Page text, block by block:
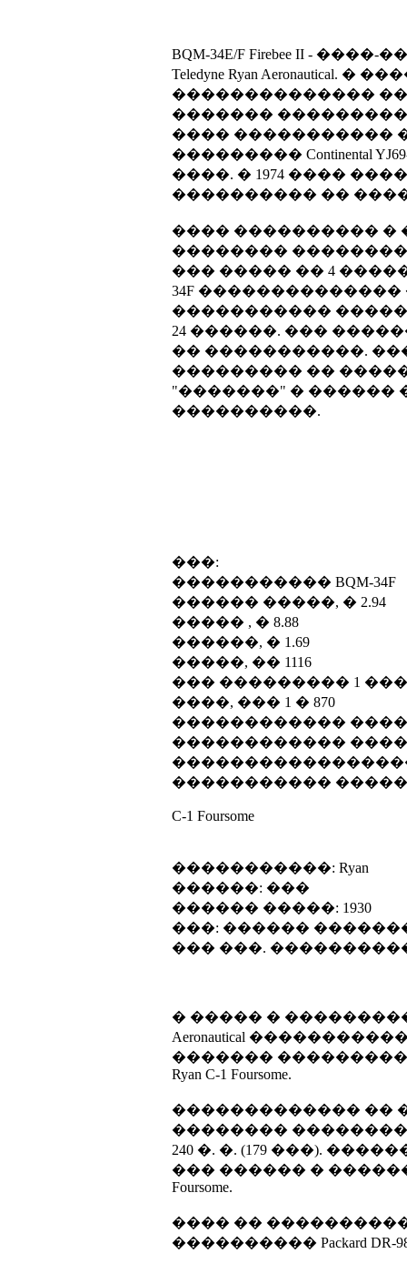
BQM-34E/F Firebee II -
Teledyne Ryan
��������������
�������
���� �����������
��������� Continental
����. � 1974 ����
���������� ��
���� ���������� �
��������
��� ����� �� 4
34F ��������������
�����������
24 ������. ���
�� �����������.
��������� ��
"�������" � ������
����������.
���:
����������� BQM-34F
������ �����, � 2.94
����� , � 8.88
������, � 1.69
�����, �� 1116
��� ��������� 1 ���
����, ��� 1 � 870
������������
������������
�����������
C-1 Foursome
�����������: Ryan
������: ���
������ �����: 1930
���: ������
��� ���.
� ����� �
Aeronautical
�������
Ryan C-1 Foursome.
������������� ��
�������� ��������
240 �. �. (179 ���).
��� ������ �
Foursome.
���� ��
���������� Packard